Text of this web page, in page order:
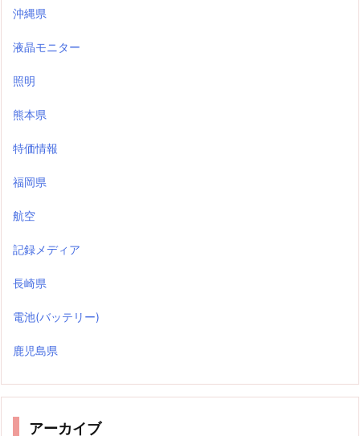
沖縄県
液晶モニター
照明
熊本県
特価情報
福岡県
航空
記録メディア
長崎県
電池(バッテリー)
鹿児島県
アーカイブ